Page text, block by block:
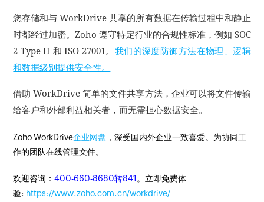
您存储和与 WorkDrive 共享的所有数据在传输过程中和静止
时都经过加密。Zoho 遵守特定行业的合规性标准，例如 SOC
2 Type II 和 ISO 27001。 我们的深度防御方法在物理、逻辑
和数据级别提供安全性。
借助 WorkDrive 简单的文件共享方法，企业可以将文件传输
给客户和外部利益相关者，而无需担心数据安全。
Zoho WorkDrive企业网盘 ，深受国内外企业一致喜爱。为协同工
作的团队在线管理文件。
欢迎咨询：400-660-8680转841 。立即免费体
验: https://www.zoho.com.cn/workdrive/